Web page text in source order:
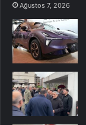
Ağustos 7, 2026